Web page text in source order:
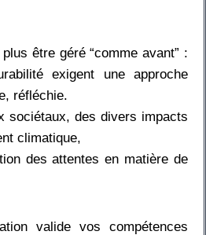
être géré “comme avant” :
exigent une approche
réfléchie.
sociétaux, des divers impacts
climatique,
des attentes en matière de
valide vos compétences